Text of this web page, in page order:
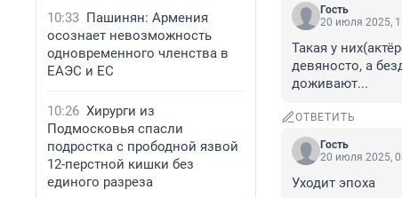
10:33 Пашинян: Армения
осознает невозможность
одновременного членства в
ЕАЭС и ЕС
10:26 Хирурги из
Подмосковья спасли
подростка с прободной язвой
12-перстной кишки без
единого разреза
Гость
20 июля 2025,
Такая у
девяносто, а
доживают...
ОТВЕТИТЬ
Гость
20 июля 2025,
Уходит эпоха